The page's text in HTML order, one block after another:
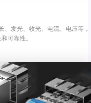
发光、收光、电流、电压等，
可靠性。